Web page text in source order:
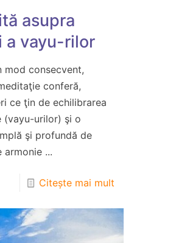
asupra
a vayu-rilor
mod consecvent,
conferă,
ce ţin de echilibrarea
(vayu-urilor) şi o
şi profundă de
armonie ...
Citește mai mult